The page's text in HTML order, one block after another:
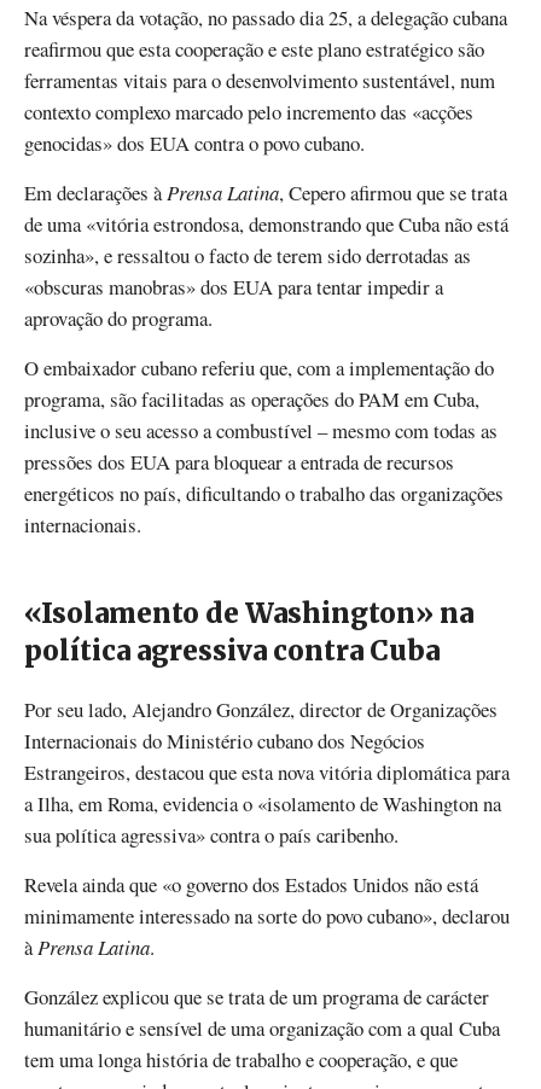
Na véspera da votação, no passado dia 25, a delegação cubana
reafirmou que esta cooperação e este plano estratégico são
ferramentas vitais para o desenvolvimento sustentável, num
contexto complexo marcado pelo incremento das «acções
genocidas» dos EUA contra o povo cubano.
Em declarações àPrensa Latina, Cepero afirmou que se trata
de uma «vitória estrondosa, demonstrando que Cuba não está
sozinha», e ressaltou o facto de terem sido derrotadas as
«obscuras manobras» dos EUA para tentar impedir a
aprovação do programa.
O embaixador cubano referiu que, com a implementação do
programa, são facilitadas as operações do PAM em Cuba,
inclusive o seu acesso a combustível – mesmo com todas as
pressões dos EUA para bloquear a entrada de recursos
energéticos no país, dificultando o trabalho das organizações
internacionais.
«Isolamento de Washington» na
política agressiva contra Cuba
Por seu lado, Alejandro González, director de Organizações
Internacionais do Ministério cubano dos Negócios
Estrangeiros, destacou que esta nova vitória diplomática para
a Ilha, em Roma, evidencia o «isolamento de Washington na
sua política agressiva» contra o país caribenho.
Revela ainda que «o governo dos Estados Unidos não está
minimamente interessado na sorte do povo cubano», declarou
àPrensa Latina.
González explicou que se trata de um programa de carácter
humanitário e sensível de uma organização com a qual Cuba
tem uma longa história de trabalho e cooperação, e que